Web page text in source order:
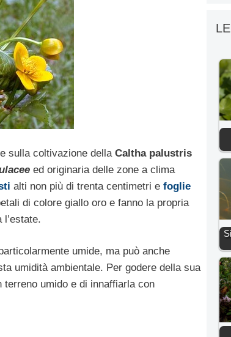
sulla coltivazione della Caltha palustris
ed originaria delle zone a clima
alti non più di trenta centimetri e foglie
di colore giallo oro e fanno la propria
umide, ma può anche
umidità ambientale. Per godere della sua
umido e di innaffiarla con